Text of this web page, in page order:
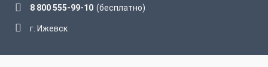
8 800 555-99-10 (бесплатно)
г. Ижевск